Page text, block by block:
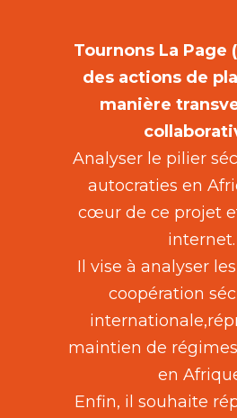
Tournons La Page
des actions de
manière
Analyser le pilier
autocraties en
cœur de ce projet
internet.
Il vise à analyser
coopération
maintien de
en
Enfin, il souhaite